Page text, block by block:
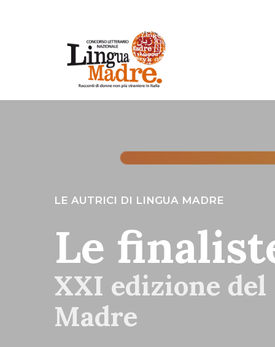
LE AUTRICI DI LINGUA MADRE
Le
XXI edizione
Madre